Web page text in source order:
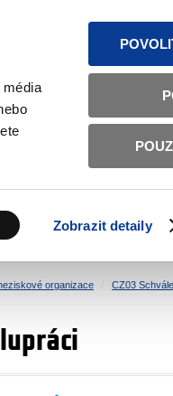
Zobrazit detaily
TEXTOVÁ
VĚCI
organizace CZ03